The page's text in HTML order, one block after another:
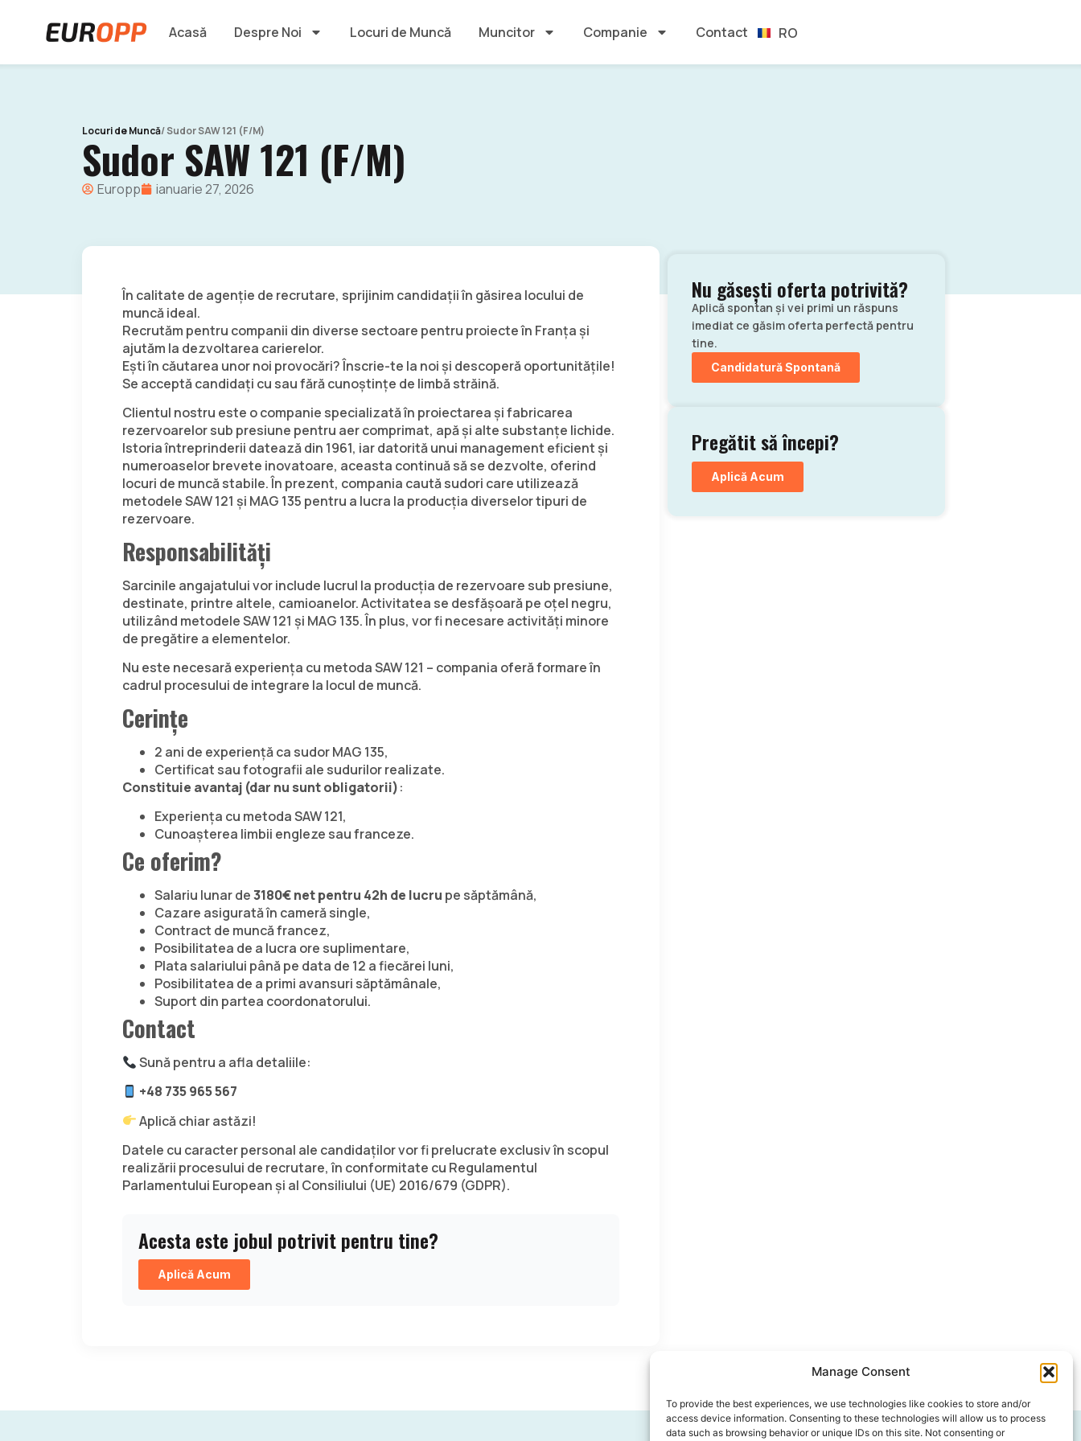
Manage Consent
To provide the best experiences, we use technologies like cookies to store and/or
access device information. Consenting to these technologies will allow us to process
data such as browsing behavior or unique IDs on this site. Not consenting or
Acasă Despre Noi Locuri de Muncă Muncitor Companie Contact RO
ES
Locuri de Muncă/ Sudor SAW 121 (F/M)
Sudor SAW 121 (F/M)
Europp ianuarie 27, 2026
În calitate de agenție de recrutare, sprijinim candidații în găsirea locului de
muncă ideal.
Recrutăm pentru companii din diverse sectoare pentru proiecte în Franța și
ajutăm la dezvoltarea carierelor.
Ești în căutarea unor noi provocări? Înscrie-te la noi și descoperă oportunitățile!
Se acceptă candidați cu sau fără cunoștințe de limbă străină.
Clientul nostru este o companie specializată în proiectarea și fabricarea
rezervoarelor sub presiune pentru aer comprimat, apă și alte substanțe lichide.
Istoria întreprinderii datează din 1961, iar datorită unui management eficient și
numeroaselor brevete inovatoare, aceasta continuă să se dezvolte, oferind
locuri de muncă stabile. În prezent, compania caută sudori care utilizează
metodele SAW 121 și MAG 135 pentru a lucra la producția diverselor tipuri de
rezervoare.
Responsabilități
Sarcinile angajatului vor include lucrul la producția de rezervoare sub presiune,
destinate, printre altele, camioanelor. Activitatea se desfășoară pe oțel negru,
utilizând metodele SAW 121 și MAG 135. În plus, vor fi necesare activități minore
de pregătire a elementelor.
Nu este necesară experiența cu metoda SAW 121 – compania oferă formare în
cadrul procesului de integrare la locul de muncă.
Cerințe
2 ani de experiență ca sudor MAG 135,
Certificat sau fotografii ale sudurilor realizate.
Constituie avantaj (dar nu sunt obligatorii):
Experiența cu metoda SAW 121,
Cunoașterea limbii engleze sau franceze.
Ce oferim?
Salariu lunar de3180€ net pentru 42h de lucru pe săptămână,
Cazare asigurată în cameră single,
Contract de muncă francez,
Posibilitatea de a lucra ore suplimentare,
Plata salariului până pe data de 12 a fiecărei luni,
Posibilitatea de a primi avansuri săptămânale,
Suport din partea coordonatorului.
Contact
Sună pentru a afla detaliile:
+48 735 965 567
Aplică chiar astăzi!
Datele cu caracter personal ale candidaților vor fi prelucrate exclusiv în scopul
realizării procesului de recrutare, în conformitate cu Regulamentul
Parlamentului European și al Consiliului (UE) 2016/679 (GDPR).
Acesta este jobul potrivit pentru tine?
Aplică Acum
Nu găsești oferta potrivită?
Aplică spontan și vei primi un răspuns
imediat ce găsim oferta perfectă pentru
tine.
Candidatură Spontană
Pregătit să începi?
Aplică Acum